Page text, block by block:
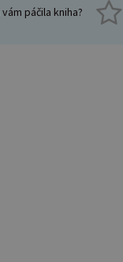
páčila kniha?